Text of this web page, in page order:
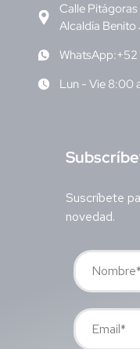
Calle
Alcaldía
WhatsApp:+52
Lun - Vie 8:00
S
Suscríbete
novedad.